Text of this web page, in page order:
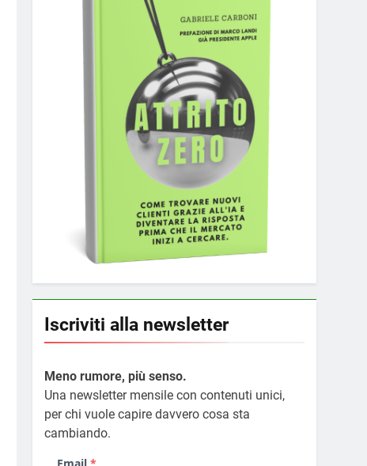
Iscriviti alla newsletter
Meno rumore, più senso.
Una newsletter mensile con contenuti unici,
per chi vuole capire davvero cosa sta
cambiando.